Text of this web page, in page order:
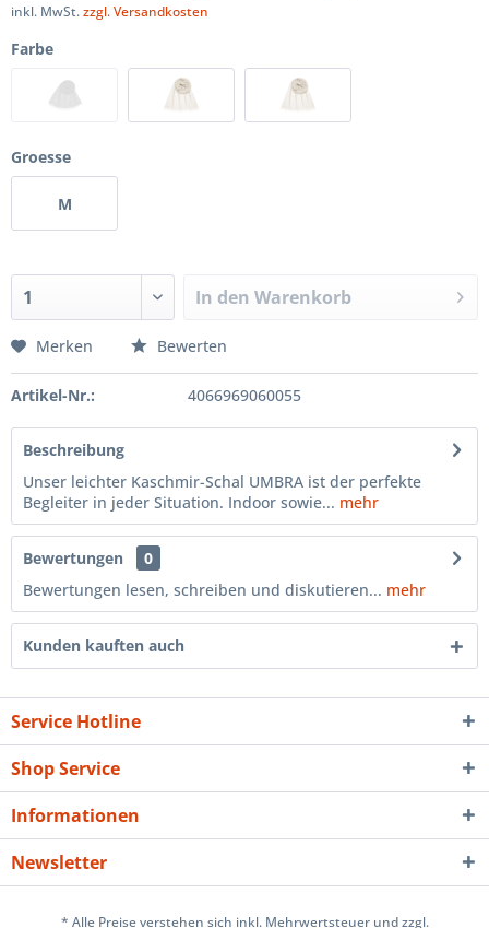
inkl. MwSt.zzgl. Versandkosten
Farbe
Groesse
M
In den Warenkorb
Merken Bewerten
Artikel-Nr.: 4066969060055
Beschreibung
Unser leichter Kaschmir-Schal UMBRA ist der perfekte
Begleiter in jeder Situation. Indoor sowie... mehr
Bewertungen
0
Bewertungen lesen, schreiben und diskutieren... mehr
Kunden kauften auch
Service Hotline
Shop Service
Informationen
Newsletter
* Alle Preise verstehen sich inkl. Mehrwertsteuer und zzgl.